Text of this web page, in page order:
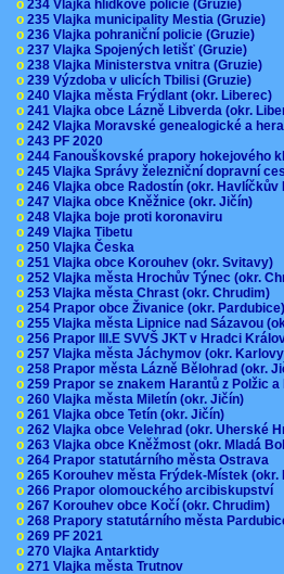
o 234 Vlajka hlídkové policie (Gruzie)
o 235 Vlajka municipality Mestia (Gruzie)
o 236 Vlajka pohraniční policie (Gruzie)
o 237 Vlajka Spojených letišť (Gruzie)
o 238 Vlajka Ministerstva vnitra (Gruzie)
o 239 Výzdoba v ulicích Tbilisi (Gruzie)
o 240 Vlajka města Frýdlant (okr. Liberec)
o 241 Vlajka obce Lázně Libverda (okr.
o 242 Vlajka Moravské genealogické a
o 243 PF 2020
o 244 Fanouškovské prapory hokejového
o 245 Vlajka Správy železniční dopravní
o 246 Vlajka obce Radostín (okr.
o 247 Vlajka obce Kněžnice (okr. Jičín)
o 248 Vlajka boje proti koronaviru
o 249 Vlajka Tibetu
o 250 Vlajka Česka
o 251 Vlajka obce Korouhev (okr. Svitavy)
o 252 Vlajka města Hrochův Týnec (okr.
o 253 Vlajka města Chrast (okr. Chrudim)
o 254 Prapor obce Živanice (okr.
o 255 Vlajka města Lipnice nad Sázavou
o 256 Prapor III.E SVVŠ JKT v Hradci
o 257 Vlajka města Jáchymov (okr.
o 258 Prapor města Lázně Bělohrad (okr.
o 259 Prapor se znakem Harantů z Polžic
o 260 Vlajka města Miletín (okr. Jičín)
o 261 Vlajka obce Tetín (okr. Jičín)
o 262 Vlajka obce Velehrad (okr. Uherské
o 263 Vlajka obce Kněžmost (okr. Mladá
o 264 Prapor statutárního města Ostrava
o 265 Korouhev města Frýdek-Místek
o 266 Prapor olomouckého arcibiskupství
o 267 Korouhev obce Kočí (okr. Chrudim)
o 268 Prapory statutárního města
o 269 PF 2021
o 270 Vlajka Antarktidy
o 271 Vlajka města Trutnov